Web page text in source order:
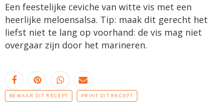
Een feestelijke ceviche van witte vis met een
heerlijke meloensalsa. Tip: maak dit gerecht het
liefst niet te lang op voorhand: de vis mag niet
overgaar zijn door het marineren.
BEWAAR DIT RECEPT PRINT DIT RECEPT